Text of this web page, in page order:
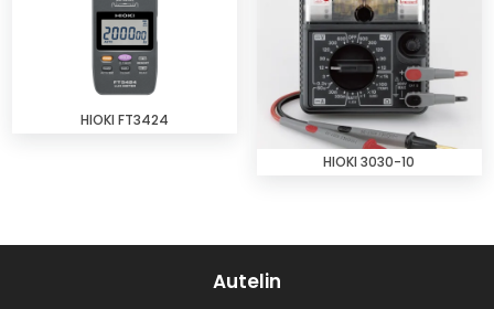
HIOKI FT3424
HIOKI 3030-10
Autelin